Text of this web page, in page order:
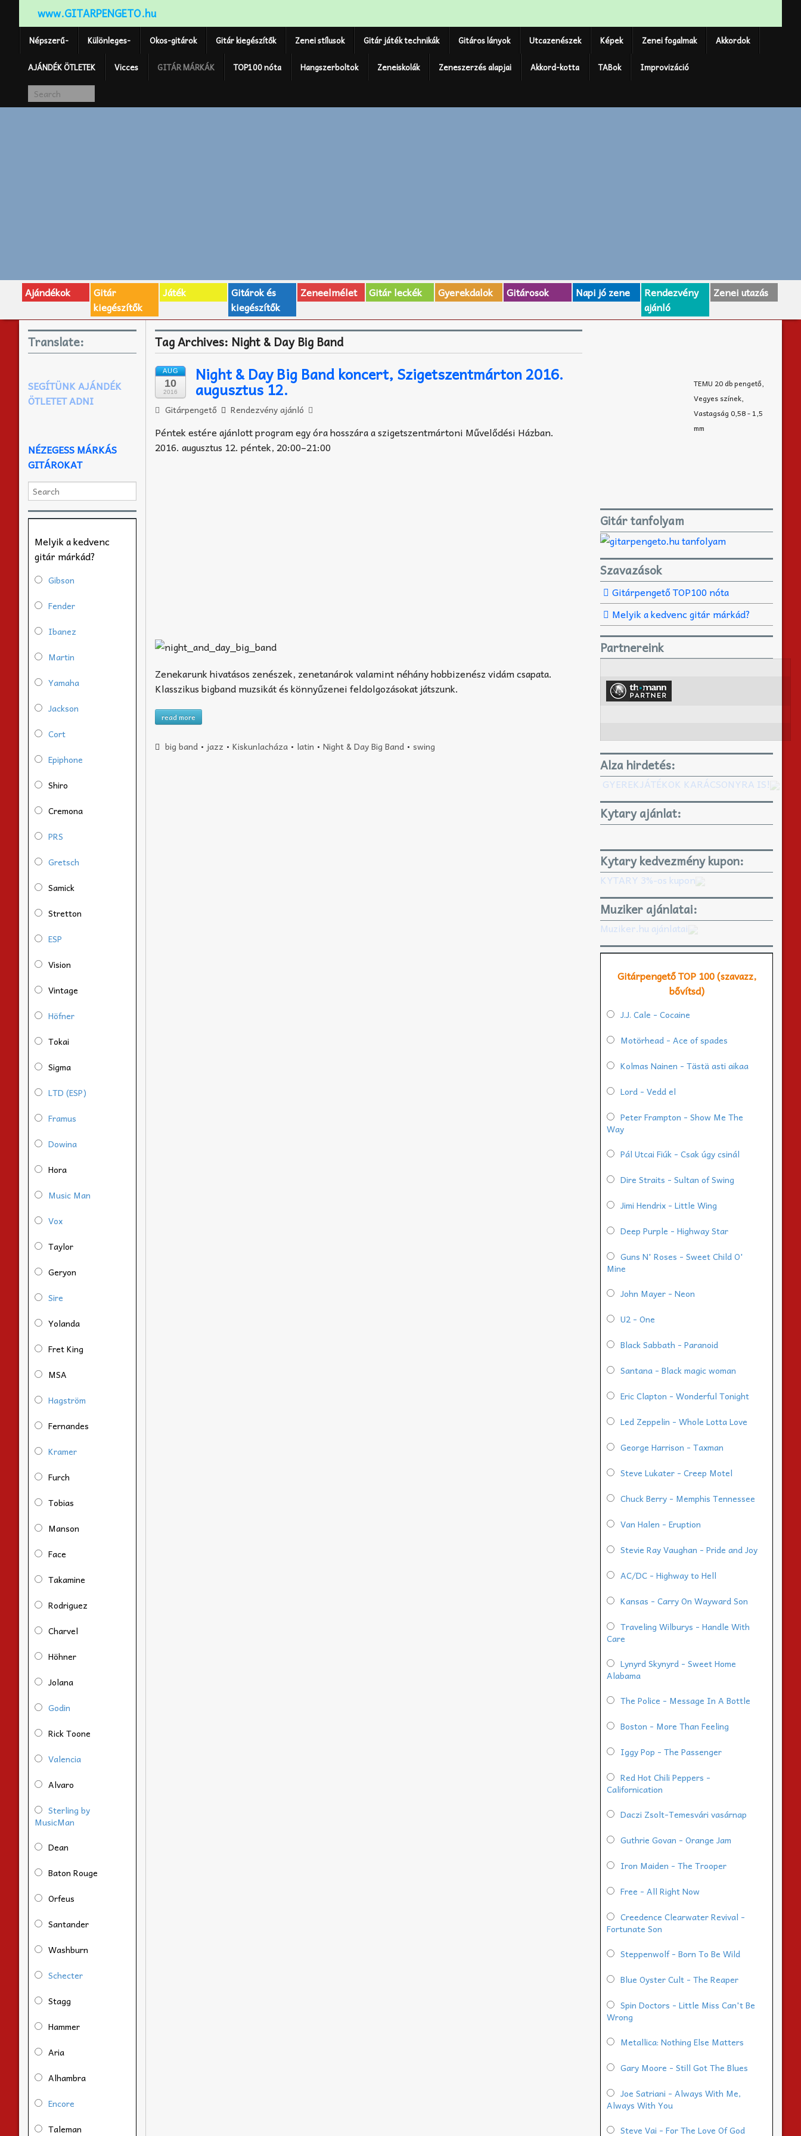
www.GITARPENGETO.hu
Népszerű- Különleges- Okos-gitárok Gitár kiegészítők Zenei stílusok Gitár játék technikák Gitáros lányok Utcazenészek Képek Zenei fogalmak Akkordok
AJÁNDÉK ÖTLETEK Vicces GITÁR MÁRKÁK TOP100 nóta Hangszerboltok Zeneiskolák Zeneszerzés alapjai Akkord-kotta TABok Improvizáció
Ajándékok
Gitár
kiegészítők
Játék
Gitárok és
kiegészítők
Zeneelmélet Gitár leckék Gyerekdalok Gitárosok Napi jó zene
Rendezvény
ajánló
Zenei utazás
Tag Archives: Night & Day Big Band
AUG
10
2016
Night & Day Big Band koncert, Szigetszentmárton 2016.
augusztus 12.
Gitárpengető Rendezvény ajánló
Péntek estére ajánlott program egy óra hosszára a szigetszentmártoni Művelődési Házban.
2016. augusztus 12. péntek, 20:00–21:00
Zenekarunk hivatásos zenészek, zenetanárok valamint néhány hobbizenész vidám csapata.
Klasszikus bigband muzsikát és könnyűzenei feldolgozásokat játszunk.
read more
big band• jazz • Kiskunlacháza• latin • Night & Day Big Band• swing
Translate:
SEGÍTÜNK AJÁNDÉK
ÖTLETET ADNI
NÉZEGESS MÁRKÁS
GITÁROKAT
Melyik a kedvenc
gitár márkád?
Gibson
Fender
Ibanez
Martin
Yamaha
Jackson
Cort
Epiphone
Shiro
Cremona
PRS
Gretsch
Samick
Stretton
ESP
Vision
Vintage
Höfner
Tokai
Sigma
LTD (ESP)
Framus
Dowina
Hora
Music Man
Vox
Taylor
Geryon
Sire
Yolanda
Fret King
MSA
Hagström
Fernandes
Kramer
Furch
Tobias
Manson
Face
Takamine
Rodriguez
Charvel
Höhner
Jolana
Godin
Rick Toone
Valencia
Alvaro
Sterling by
MusicMan
Dean
Baton Rouge
Orfeus
Santander
Washburn
Schecter
Stagg
Hammer
Aria
Alhambra
Encore
Taleman
TEMU 20 db pengető,
Vegyes színek,
Vastagság 0,58 - 1,5
mm
Gitár tanfolyam
Szavazások
Gitárpengető TOP100 nóta
Melyik a kedvenc gitár márkád?
Partnereink
Alza hirdetés:
GYEREKJÁTÉKOK KARÁCSONYRA IS!
Kytary ajánlat:
Kytary kedvezmény kupon:
KYTARY 3%-os kupon
Muziker ajánlatai:
Muziker.hu ajánlatai
Gitárpengető TOP 100 (szavazz,
bővítsd)
J.J. Cale - Cocaine
Motörhead - Ace of spades
Kolmas Nainen - Tästä asti aikaa
Lord - Vedd el
Peter Frampton - Show Me The
Way
Pál Utcai Fiúk - Csak úgy csinál
Dire Straits - Sultan of Swing
Jimi Hendrix - Little Wing
Deep Purple - Highway Star
Guns N' Roses - Sweet Child O'
Mine
John Mayer - Neon
U2 - One
Black Sabbath - Paranoid
Santana - Black magic woman
Eric Clapton - Wonderful Tonight
Led Zeppelin - Whole Lotta Love
George Harrison - Taxman
Steve Lukater - Creep Motel
Chuck Berry - Memphis Tennessee
Van Halen - Eruption
Stevie Ray Vaughan - Pride and Joy
AC/DC - Highway to Hell
Kansas - Carry On Wayward Son
Traveling Wilburys - Handle With
Care
Lynyrd Skynyrd - Sweet Home
Alabama
The Police - Message In A Bottle
Boston - More Than Feeling
Iggy Pop - The Passenger
Red Hot Chili Peppers -
Californication
Daczi Zsolt-Temesvári vasárnap
Guthrie Govan - Orange Jam
Iron Maiden - The Trooper
Free - All Right Now
Creedence Clearwater Revival -
Fortunate Son
Steppenwolf - Born To Be Wild
Blue Oyster Cult - The Reaper
Spin Doctors - Little Miss Can't Be
Wrong
Metallica: Nothing Else Matters
Gary Moore - Still Got The Blues
Joe Satriani - Always With Me,
Always With You
Steve Vai - For The Love Of God